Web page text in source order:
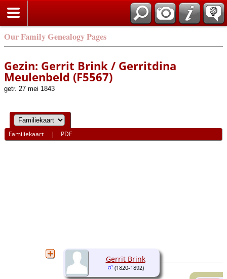
Our Family Genealogy Pages
Gezin: Gerrit Brink / Gerritdina
Meulenbeld (F5567)
getr. 27 mei 1843
Familiekaart | PDF
Gerrit Brink
(1820-1892)